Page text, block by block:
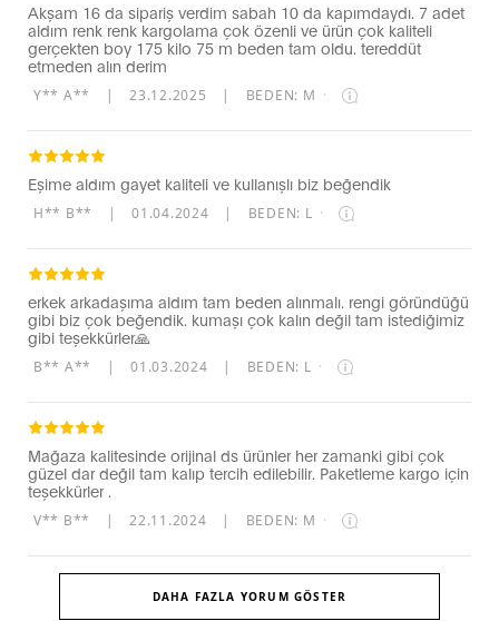
Akşam 16 da sipariş verdim sabah 10 da kapımdaydı. 7 adet
aldım renk renk kargolama çok özenli ve ürün çok kaliteli
gerçekten boy 175 kilo 75 m beden tam oldu. tereddüt
etmeden alın derim
Y** A** | 23.12.2025 | BEDEN: M ·
Eşime aldım gayet kaliteli ve kullanışlı biz beğendik
H** B** | 01.04.2024 | BEDEN: L ·
erkek arkadaşıma aldım tam beden alınmalı. rengi göründüğü
gibi biz çok beğendik. kumaşı çok kalın değil tam istediğimiz
gibi teşekkürler🙏
B** A** | 01.03.2024 | BEDEN: L ·
Mağaza kalitesinde orijinal ds ürünler her zamanki gibi çok
güzel dar değil tam kalıp tercih edilebilir. Paketleme kargo için
teşekkürler .
V** B** | 22.11.2024 | BEDEN: M ·
DAHA FAZLA YORUM GÖSTER